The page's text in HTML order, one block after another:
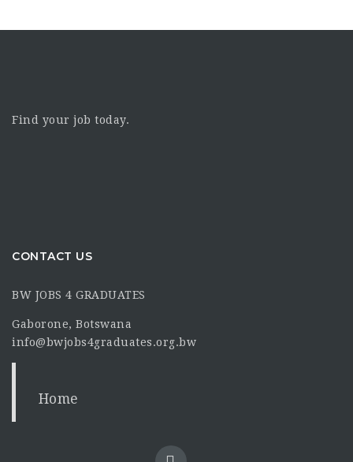
Find your job today.
CONTACT US
BW JOBS 4 GRADUATES
Gaborone, Botswana
info@bwjobs4graduates.org.bw
Home